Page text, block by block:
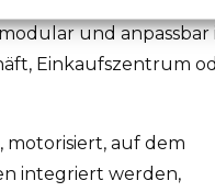
und anpassbar
Einkaufszentrum
auf dem
integriert werden,